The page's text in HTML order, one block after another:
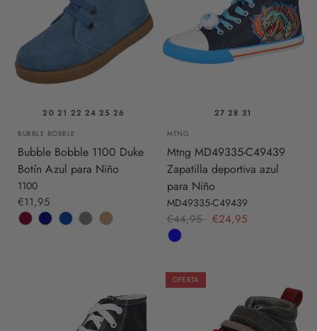
20 21 22 24 25 26
BUBBLE BOBBLE
Bubble Bobble 1100 Duke
Botín Azul para Niño
1100
€11,95
27 28 31
MTNG
Mtng MD49335-C49439
Zapatilla deportiva azul
para Niño
MD49335-C49439
€44,95 €24,95
OFERTA